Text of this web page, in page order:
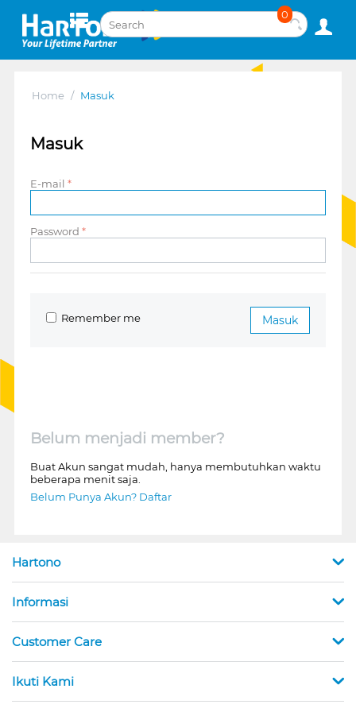
0
Home / Masuk
Masuk
E-mail
Password
Masuk
Remember me
Belum menjadi member?
Buat Akun sangat mudah, hanya membutuhkan waktu
beberapa menit saja.
Belum Punya Akun? Daftar
Hartono
Informasi
Customer Care
Ikuti Kami